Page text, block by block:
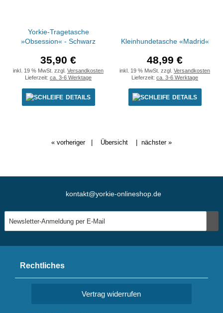
Yorkie-Tragetasche
»Obsession« - Schwarz
35,90 €
inkl. 19 % MwSt. zzgl. Versandkosten
Lieferzeit: ca. 3-6 Werktage
DETAILS
Kleinhundetasche «Madrid«
48,99 €
inkl. 19 % MwSt. zzgl. Versandkosten
Lieferzeit: ca. 3-6 Werktage
DETAILS
« vorheriger| Übersicht nächster »
kontakt@yorkie-onlineshop.de
Rechtliches
Vertrag widerrufen